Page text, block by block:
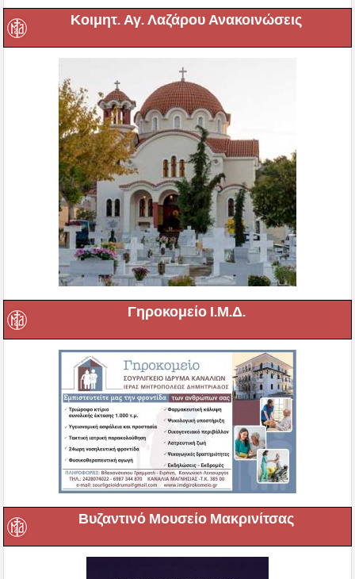
Κοιμητ. Αγ. Λαζάρου Ανακοινώσεις
Γηροκομείο Ι.Μ.Δ.
Βυζαντινό Μουσείο Μακρινίτσας